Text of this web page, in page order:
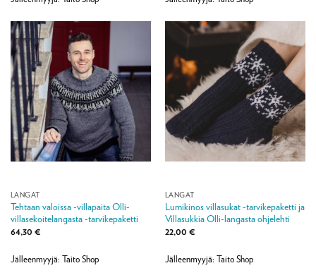
LANGAT
Tehtaan valoissa -villapaita Olli-
villasekoitelangasta -tarvikepaketti
64,30 €
Jälleenmyyjä: Taito Shop
LANGAT
Lumikinos villasukat -tarvikepaketti ja
Villasukkia Olli-langasta ohjelehti
22,00 €
Jälleenmyyjä: Taito Shop